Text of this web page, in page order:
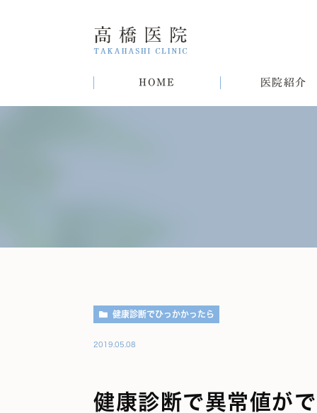
HOME 医院紹介
健康診断でひっかかったら
2019.05.08
健康診断で異常値が